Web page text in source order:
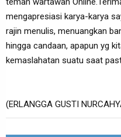
mengapresiasi karya-karya
rajin menulis, menuangkan
hingga candaan, apapun yg
kemaslahatan suatu saat
(ERLANGGA GUSTI